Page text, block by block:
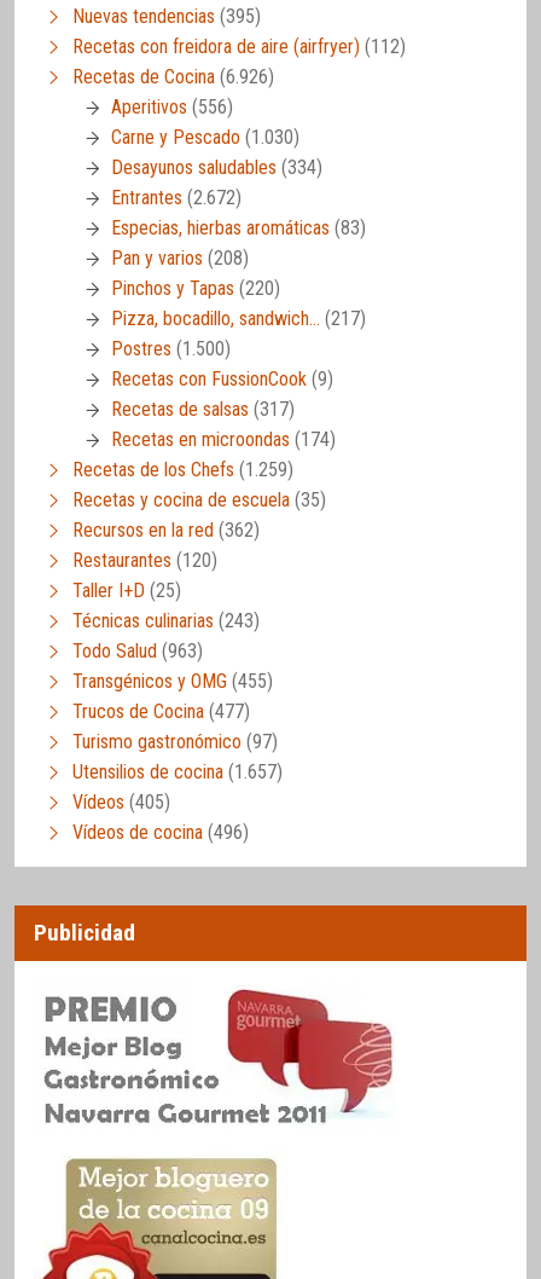
Nuevas tendencias (395)
Recetas con freidora de aire (airfryer) (112)
Recetas de Cocina (6.926)
Aperitivos (556)
Carne y Pescado (1.030)
Desayunos saludables (334)
Entrantes (2.672)
Especias, hierbas aromáticas (83)
Pan y varios (208)
Pinchos y Tapas (220)
Pizza, bocadillo, sandwich… (217)
Postres (1.500)
Recetas con FussionCook (9)
Recetas de salsas (317)
Recetas en microondas (174)
Recetas de los Chefs (1.259)
Recetas y cocina de escuela (35)
Recursos en la red (362)
Restaurantes (120)
Taller I+D (25)
Técnicas culinarias (243)
Todo Salud (963)
Transgénicos y OMG (455)
Trucos de Cocina (477)
Turismo gastronómico (97)
Utensilios de cocina (1.657)
Vídeos (405)
Vídeos de cocina (496)
Publicidad